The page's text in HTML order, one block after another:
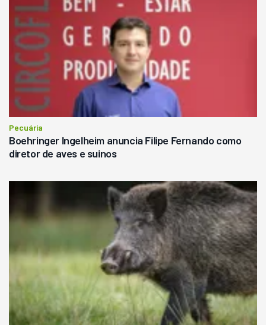
Pecuária
Boehringer Ingelheim anuncia Filipe Fernando como
diretor de aves e suinos